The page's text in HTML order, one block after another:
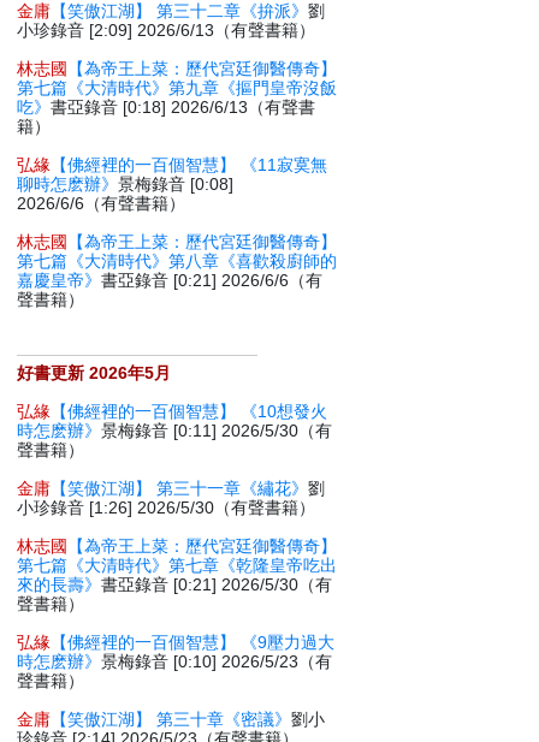
金庸 【笑傲江湖】 第三十二章《拚派》劉
小珍錄音 [2:09] 2026/6/13（有聲書籍）
林志國
【為帝王上菜：歷代宮廷御醫傳奇】
第七篇《大清時代》第九章《摳門皇帝沒飯
吃》書亞錄音 [0:18] 2026/6/13（有聲書
籍）
弘緣 【佛經裡的一百個智慧】 《11寂寞無
聊時怎麽辦》景梅錄音 [0:08]
2026/6/6（有聲書籍）
林志國
【為帝王上菜：歷代宮廷御醫傳奇】
第七篇《大清時代》第八章《喜歡殺廚師的
嘉慶皇帝》書亞錄音 [0:21] 2026/6/6（有
聲書籍）
好書更新 2026年5月
弘緣 【佛經裡的一百個智慧】 《10想發火
時怎麽辦》景梅錄音 [0:11] 2026/5/30（有
聲書籍）
金庸 【笑傲江湖】 第三十一章《繡花》劉
小珍錄音 [1:26] 2026/5/30（有聲書籍）
林志國
【為帝王上菜：歷代宮廷御醫傳奇】
第七篇《大清時代》第七章《乾隆皇帝吃出
來的長壽》書亞錄音 [0:21] 2026/5/30（有
聲書籍）
弘緣 【佛經裡的一百個智慧】 《9壓力過大
時怎麽辦》景梅錄音 [0:10] 2026/5/23（有
聲書籍）
金庸 【笑傲江湖】 第三十章《密議》劉小